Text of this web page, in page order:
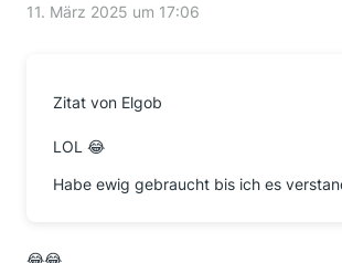
11. März 2025 um 17:06
Zitat von Elgob
LOL 😂
Habe ewig gebraucht bis ich es